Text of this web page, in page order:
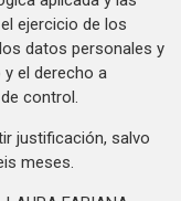
ejercicio de los
datos personales y
el derecho a
control.
justificación, salvo
meses.